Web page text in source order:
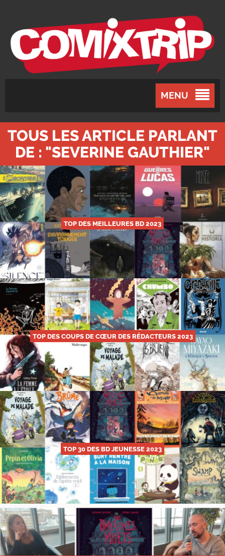
MENU
TOUS LES ARTICLE PARLANT
DE : "SEVERINE GAUTHIER"
TOP DES MEILLEURES BD 2023
TOP DES COUPS DE CŒUR DES RÉDACTEURS 2023
TOP 30 DES BD JEUNESSE 2023